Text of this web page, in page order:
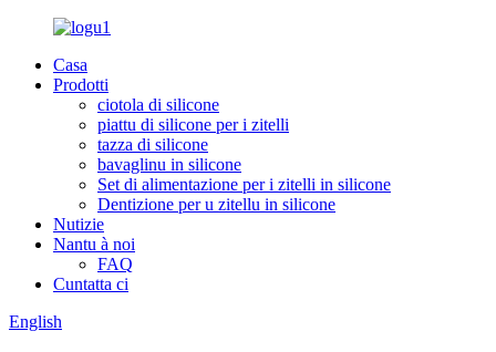
Casa
Prodotti
ciotola di silicone
piattu di silicone per i zitelli
tazza di silicone
bavaglinu in silicone
Set di alimentazione per i zitelli in silicone
Dentizione per u zitellu in silicone
Nutizie
Nantu à noi
FAQ
Cuntatta ci
English